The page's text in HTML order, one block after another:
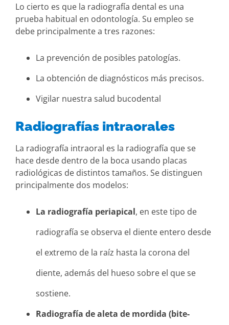
Lo cierto es que la radiografía dental es una
prueba habitual en odontología. Su empleo se
debe principalmente a tres razones:
La prevención de posibles patologías.
La obtención de diagnósticos más precisos.
Vigilar nuestra salud bucodental
Radiografías intraorales
La radiografía intraoral es la radiografía que se
hace desde dentro de la boca usando placas
radiológicas de distintos tamaños. Se distinguen
principalmente dos modelos:
La radiografía periapical, en este tipo de
radiografía se observa el diente entero desde
el extremo de la raíz hasta la corona del
diente, además del hueso sobre el que se
sostiene.
Radiografía de aleta de mordida (bite-